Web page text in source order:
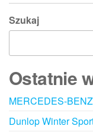
Szukaj
Ostatnie
MERCEDES-
Dunlop Winter